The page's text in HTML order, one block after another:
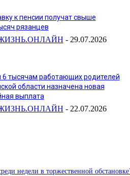
к пенсии получат свыше
рязанцев
- 29.07.2026
6 тысячам работающих родителей
области назначена новая
выплата
- 22.07.2026
недели в торжественной